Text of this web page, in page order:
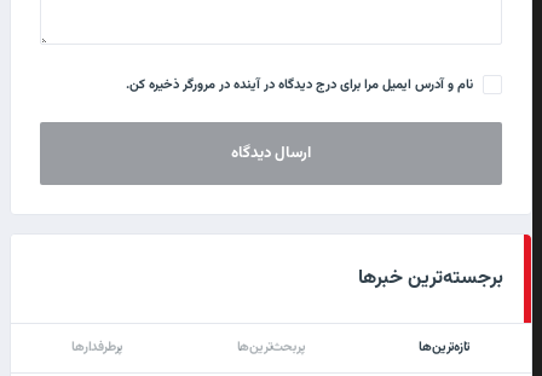
نام و آدرس ایمیل مرا برای درج دیدگاه در آینده در مرورگر ذخیره کن.
برجسته‌ترین خبرها
تازه‌ترین‌ها پربحث‌ترین‌ها پرطرفدارها